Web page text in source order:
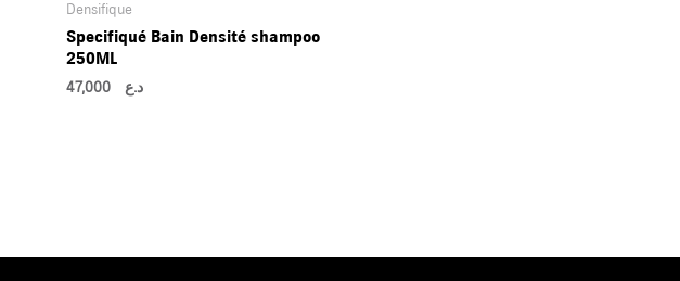
Densifique
Specifiqué Bain Densité shampoo
250ML
د.ع47,000